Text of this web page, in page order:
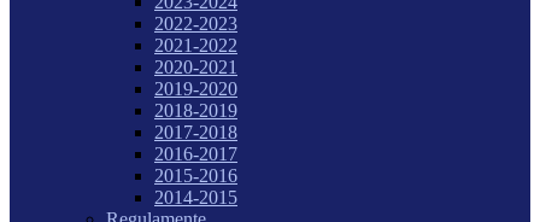
2022-2023
2021-2022
2020-2021
2019-2020
2018-2019
2017-2018
2016-2017
2015-2016
2014-2015